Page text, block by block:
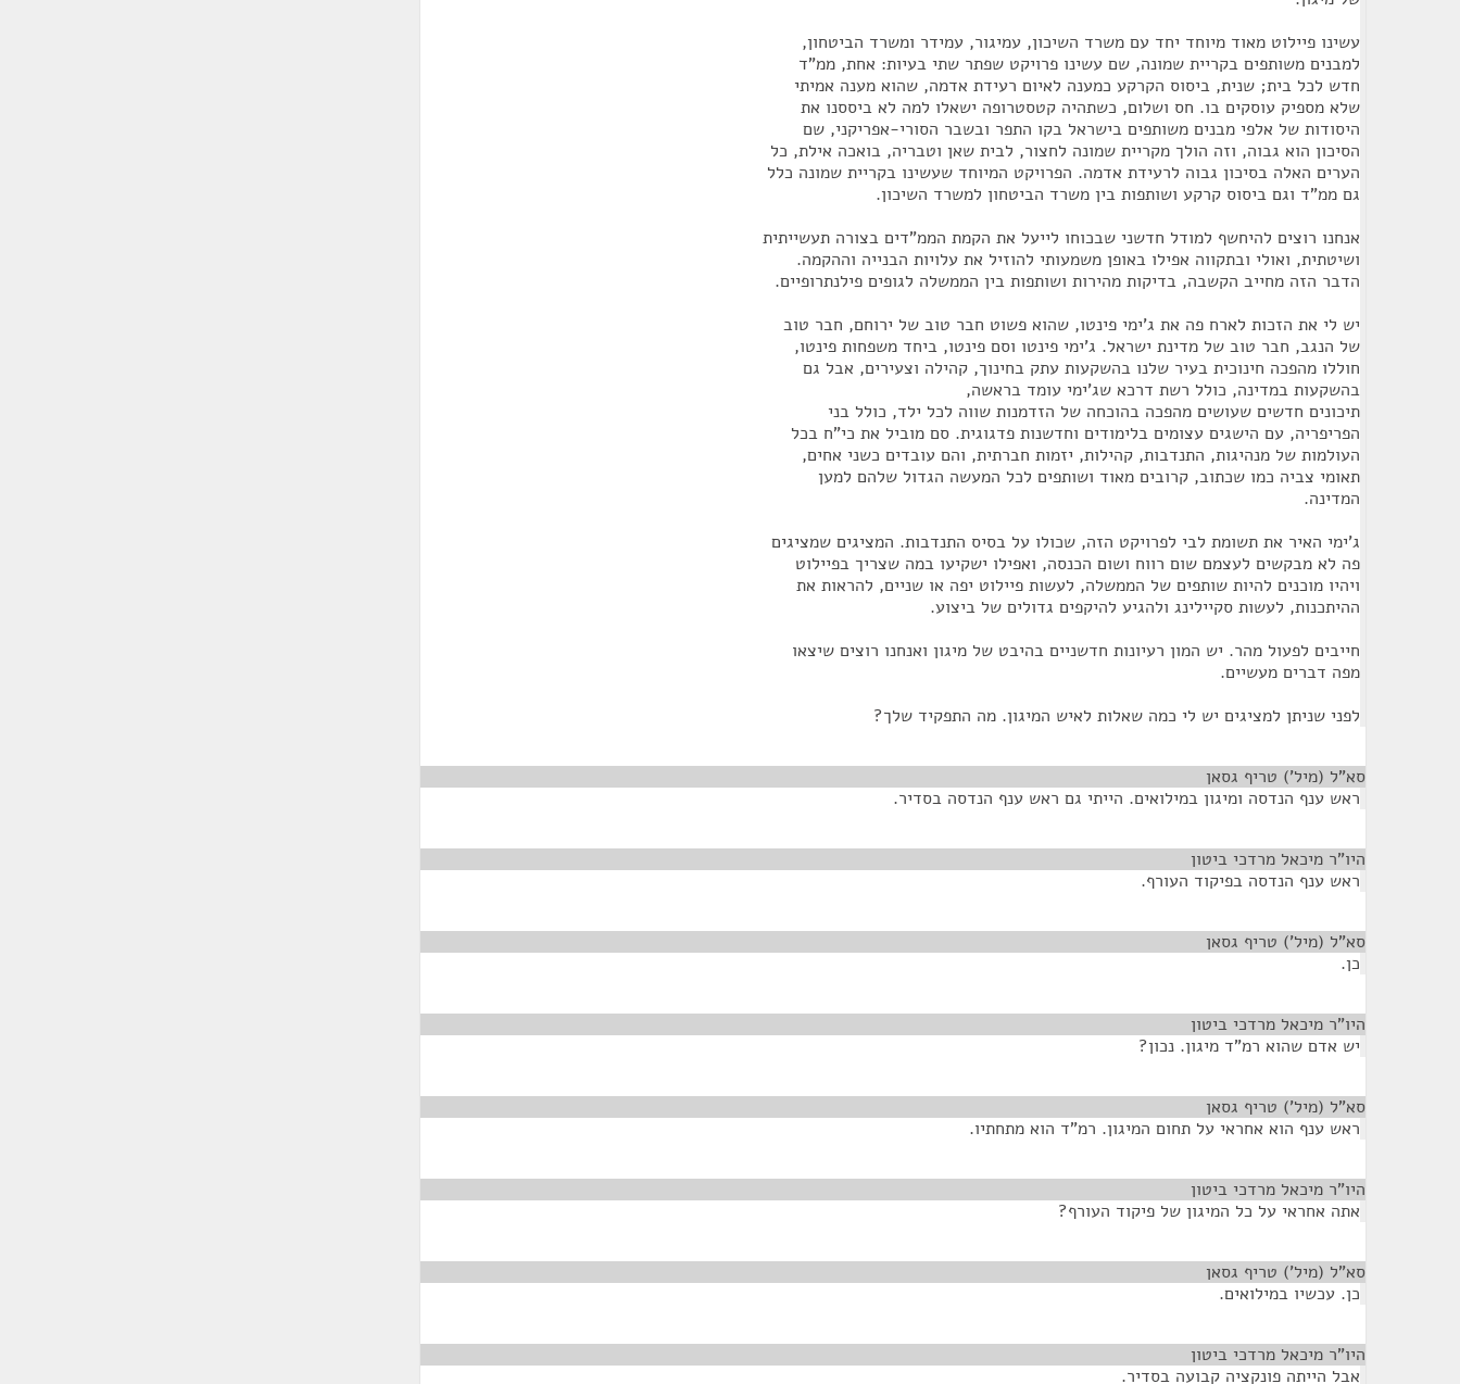
עשינו פיילוט מאוד מיוחד יחד עם משרד השיכון, עמיגור, עמידר ומשרד הביטחון,
למבנים משותפים בקריית שמונה, שם עשינו פרויקט שפתר שתי בעיות: אחת, ממ"ד
חדש לכל בית; שנית, ביסוס הקרקע כמענה לאיום רעידת אדמה, שהוא מענה אמיתי
שלא מספיק עוסקים בו. חס ושלום, כשתהיה קטסטרופה ישאלו למה לא ביססנו את
היסודות של אלפי מבנים משותפים בישראל בקו התפר ובשבר הסורי-אפריקני, שם
הסיכון הוא גבוה, וזה הולך מקריית שמונה לחצור, לבית שאן וטבריה, בואכה אילת, כל
הערים האלה בסיכון גבוה לרעידת אדמה. הפרויקט המיוחד שעשינו בקריית שמונה כלל
גם ממ"ד וגם ביסוס קרקע ושותפות בין משרד הביטחון למשרד השיכון.
אנחנו רוצים להיחשף למודל חדשני שבכוחו לייעל את הקמת הממ"דים בצורה תעשייתית
ושיטתית, ואולי ובתקווה אפילו באופן משמעותי להוזיל את עלויות הבנייה וההקמה.
הדבר הזה מחייב הקשבה, בדיקות מהירות ושותפות בין הממשלה לגופים פילנתרופיים.
יש לי את הזכות לארח פה את ג'ימי פינטו, שהוא פשוט חבר טוב של ירוחם, חבר טוב
של הנגב, חבר טוב של מדינת ישראל. ג'ימי פינטו וסם פינטו, ביחד משפחות פינטו,
חוללו מהפכה חינוכית בעיר שלנו בהשקעות עתק בחינוך, קהילה וצעירים, אבל גם
בהשקעות במדינה, כולל רשת דרכא שג'ימי עומד בראשה,
תיכונים חדשים שעושים מהפכה בהוכחה של הזדמנות שווה לכל ילד, כולל בני
הפריפריה, עם הישגים עצומים בלימודים וחדשנות פדגוגית. סם מוביל את כי"ח בכל
העולמות של מנהיגות, התנדבות, קהילות, יזמות חברתית, והם עובדים כשני אחים,
תאומי צביה כמו שכתוב, קרובים מאוד ושותפים לכל המעשה הגדול שלהם למען
המדינה.
ג'ימי האיר את תשומת לבי לפרויקט הזה, שכולו על בסיס התנדבות. המציגים שמציגים
פה לא מבקשים לעצמם שום רווח ושום הכנסה, ואפילו ישקיעו במה שצריך בפיילוט
ויהיו מוכנים להיות שותפים של הממשלה, לעשות פיילוט יפה או שניים, להראות את
ההיתכנות, לעשות סקיילינג ולהגיע להיקפים גדולים של ביצוע.
חייבים לפעול מהר. יש המון רעיונות חדשניים בהיבט של מיגון ואנחנו רוצים שיצאו
מפה דברים מעשיים.
לפני שניתן למציגים יש לי כמה שאלות לאיש המיגון. מה התפקיד שלך?
סא"ל (מיל') טריף גסאן
ראש ענף הנדסה ומיגון במילואים. הייתי גם ראש ענף הנדסה בסדיר.
היו"ר מיכאל מרדכי ביטון
ראש ענף הנדסה בפיקוד העורף.
סא"ל (מיל') טריף גסאן
כן.
היו"ר מיכאל מרדכי ביטון
יש אדם שהוא רמ"ד מיגון. נכון?
סא"ל (מיל') טריף גסאן
ראש ענף הוא אחראי על תחום המיגון. רמ"ד הוא מתחתיו.
היו"ר מיכאל מרדכי ביטון
אתה אחראי על כל המיגון של פיקוד העורף?
סא"ל (מיל') טריף גסאן
כן. עכשיו במילואים.
היו"ר מיכאל מרדכי ביטון
אבל הייתה פונקציה קבועה בסדיר.